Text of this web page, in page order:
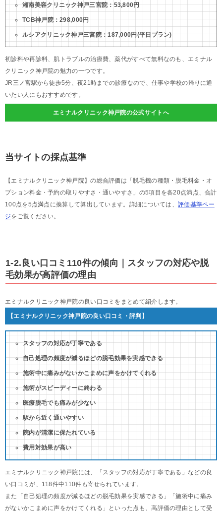
湘南美容クリニック神戸三宮院：53,800円
TCB神戸院：298,000円
ルシアクリニック神戸三宮院：187,000円(平日プラン)
初診料や再診料、肌トラブルの治療費、薬代がすべて無料なのも、エミナル
クリニック神戸院の魅力の一つです。
JR三ノ宮駅から徒歩5分、夜21時までの診療なので、仕事や学校の帰りに通
いたい人にもおすすめです。
エミナルクリニック神戸院の公式サイトへ
当サイトの採点基準
【エミナルクリニック神戸院】の総合評価は「脱毛機の種類・脱毛料金・オ
プション料金・予約の取りやすさ・通いやすさ」の5項目を各20点満点、合計
100点を5点満点に換算して算出しています。詳細については、 評価基準ペー
ジをご覧ください。
1-2.良い口コミ110件の傾向｜スタッフの対応や脱
毛効果が高評価の理由
エミナルクリニック神戸院の良い口コミをまとめて紹介します。
【エミナルクリニック神戸院の良い口コミ・評判】
スタッフの対応が丁寧である
自己処理の頻度が減るほどの脱毛効果を実感できる
施術中に痛みがないかこまめに声をかけてくれる
施術がスピーディーに終わる
医療脱毛でも痛みが少ない
駅から近く通いやすい
院内が清潔に保たれている
費用対効果が高い
エミナルクリニック神戸院には、「スタッフの対応が丁寧である」などの良
い口コミが、118件中110件も寄せられています。
また「自己処理の頻度が減るほどの脱毛効果を実感できる」「施術中に痛み
がないかこまめに声をかけてくれる」といった点も、高評価の理由として受